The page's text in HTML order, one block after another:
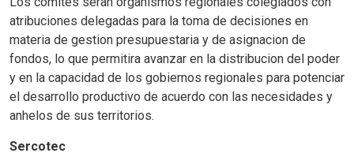
atribuciones delegadas para la toma de decisiones en
materia de gestion presupuestaria y de asignacion de
fondos, lo que permitira avanzar en la distribucion del poder
y en la capacidad de los gobiernos regionales para potenciar
el desarrollo productivo de acuerdo con las necesidades y
anhelos de sus territorios.
Sercotec